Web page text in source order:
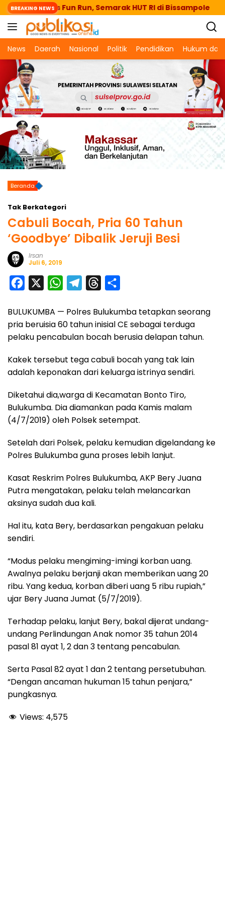
Langsung
ke
konten
BREAKING NEWS
Lepas Fun Run, Semarak HUT RI di Bissampole
News Daerah Nasional Politik Pendidikan Hukum dan
Beranda
Tak Berkategori
Cabuli Bocah, Pria 60 Tahun
‘Goodbye’ Dibalik Jeruji Besi
Irsan
Juli 6, 2019
c
e
b
o
o
W
a
t
s
A
p
l
e
g
r
a
r
e
a
d
s
a
r
e
BULUKUMBA — Polres Bulukumba tetapkan seorang
pria beruisia 60 tahun inisial CE sebagai terduga
pelaku pencabulan bocah berusia delapan tahun.
Kakek tersebut tega cabuli bocah yang tak lain
adalah keponakan dari keluarga istrinya sendiri.
Diketahui dia,warga di Kecamatan Bonto Tiro,
Bulukumba. Dia diamankan pada Kamis malam
(4/7/2019) oleh Polsek setempat.
Setelah dari Polsek, pelaku kemudian digelandang ke
Polres Bulukumba guna proses lebih lanjut.
Kasat Reskrim Polres Bulukumba, AKP Bery Juana
Putra mengatakan, pelaku telah melancarkan
aksinya sudah dua kali.
Hal itu, kata Bery, berdasarkan pengakuan pelaku
sendiri.
“Modus pelaku mengiming-imingi korban uang.
Awalnya pelaku berjanji akan memberikan uang 20
ribu. Yang kedua, korban diberi uang 5 ribu rupiah,”
ujar Bery Juana Jumat (5/7/2019).
Terhadap pelaku, lanjut Bery, bakal dijerat undang-
undang Perlindungan Anak nomor 35 tahun 2014
pasal 81 ayat 1, 2 dan 3 tentang pencabulan.
Serta Pasal 82 ayat 1 dan 2 tentang persetubuhan.
“Dengan ancaman hukuman 15 tahun penjara,”
pungkasnya.
Views: 4,575